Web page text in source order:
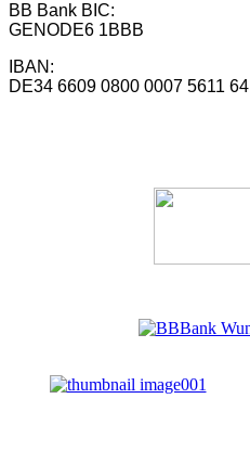
BB Bank BIC:
GENODE6 1BBB
IBAN:
DE34 6609 0800 0007 5611 64